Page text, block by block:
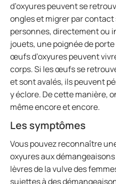
d’oxyures peuvent se
ongles et migrer par contact
personnes, directement ou
jouets, une poignée de
œufs d’oxyures peuvent
corps. Si les œufs se
et sont avalés, ils peuvent
y éclore. De cette manière,
même encore et encore.
Les symptômes
Vous pouvez reconnaître
oxyures aux
lèvres de la vulve des
sujettes à des